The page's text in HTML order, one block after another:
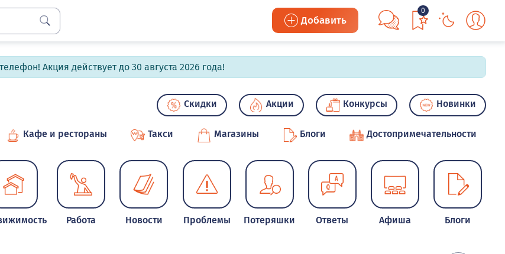
Добавить
0
Акция действует до 30 августа 2026 года!
Скидки Акции Конкурсы Новинки
Кафе и рестораны Такси Магазины Блоги Достопримечательности
Работа Новости Проблемы Потеряшки Ответы Афиша Блоги